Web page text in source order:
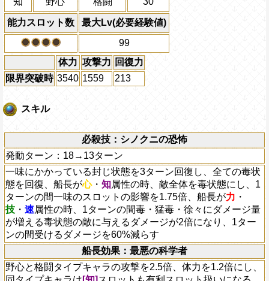
能力スロット数
最大Lv(必要経験値)
99
体力 攻撃力 回復力
限界突破時 3540 1559 213
スキル
必殺技：シノクニの恐怖
発動ターン：18→13ターン
一味にかかっている封じ状態を3ターン回復し、全ての毒状
態を回復、船長が心・ 知属性の時、敵全体を毒状態にし、1
ターンの間一味のスロットの影響を1.75倍、船長が力 ・
技 ・ 速属性の時、1ターンの間毒・猛毒・徐々にダメージ量
が増える毒状態の敵に与えるダメージが2倍になり、1ター
ンの間受けるダメージを60%減らす
船長効果：最悪の科学者
野心と格闘タイプキャラの攻撃を2.5倍、体力を1.2倍にし、